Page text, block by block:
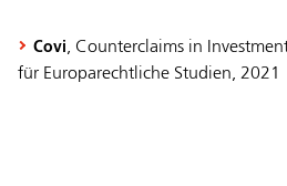
Covi, Counterclaims in
für Europarechtliche Studien, 2021